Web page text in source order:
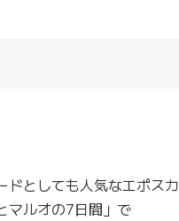
ドとしても人気なエポスカ
マルオの7日間」で